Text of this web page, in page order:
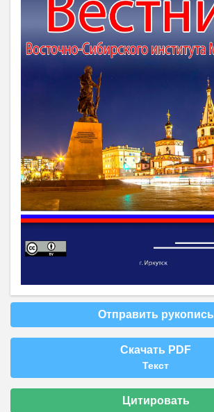
Отправить рукопись
Скачать PDF
Текст
Цитировать